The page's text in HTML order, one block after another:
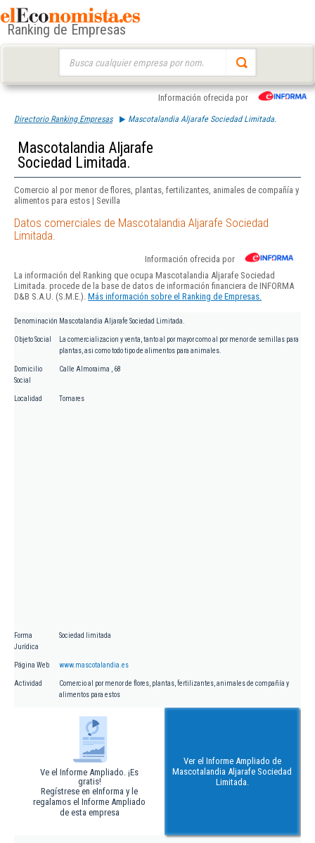
Ranking de Empresas
Información ofrecida por
Directorio Ranking Empresas Mascotalandia Aljarafe Sociedad Limitada.
Mascotalandia Aljarafe
Sociedad Limitada.
Comercio al por menor de flores, plantas, fertilizantes, animales de compañía y
alimentos para estos | Sevilla
Datos comerciales de Mascotalandia Aljarafe Sociedad
Limitada.
Información ofrecida por
La información del Ranking que ocupa Mascotalandia Aljarafe Sociedad
Limitada. procede de la base de datos de información financiera de INFORMA
D&B S.A.U. (S.M.E.). Más información sobre el Ranking de Empresas.
Denominación Mascotalandia Aljarafe Sociedad Limitada.
Objeto Social
La comercializacion y venta, tanto al por mayor como al por menor de semillas para
plantas, asi como todo tipo de alimentos para animales.
Domicilio
Social
Calle Almoraima , 68
Localidad Tomares
Forma
Jurídica
Sociedad limitada
Página Web www.mascotalandia.es
Actividad
Comercio al por menor de flores, plantas, fertilizantes, animales de compañía y
alimentos para estos
Ve el Informe Ampliado. ¡Es
gratis!
Regístrese en eInforma y le
regalamos el Informe Ampliado
de esta empresa
Ver el Informe Ampliado de
Mascotalandia Aljarafe Sociedad
Limitada.